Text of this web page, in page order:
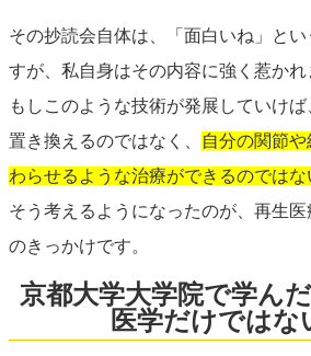
その抄読会自体は、「面白いね」と
すが、私自身はその内容に強く惹かれ
もしこのような技術が発展していけ
置き換えるのではなく、
自分の関節
わらせるような治療ができるのではな
そう考えるようになったのが、再生
のきっかけです。
京都大学大学院で学ん
医学だけではな